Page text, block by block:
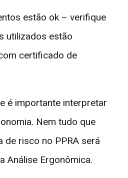
estão ok – verifique
utilizados estão
certificado de
é importante interpretar
Nem tudo que
de risco no PPRA será
Análise Ergonômica.